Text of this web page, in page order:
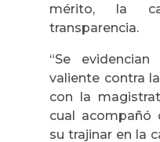
mérito, la
transparencia.
“Se
valiente contra
con la
cual acompañó
su trajinar en la